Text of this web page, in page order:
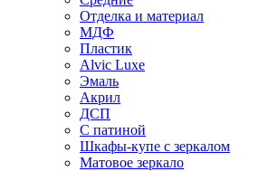
Отделка и материал
МДФ
Пластик
Alvic Luxe
Эмаль
Акрил
ДСП
С патиной
Шкафы-купе с зеркалом
Матовое зеркало